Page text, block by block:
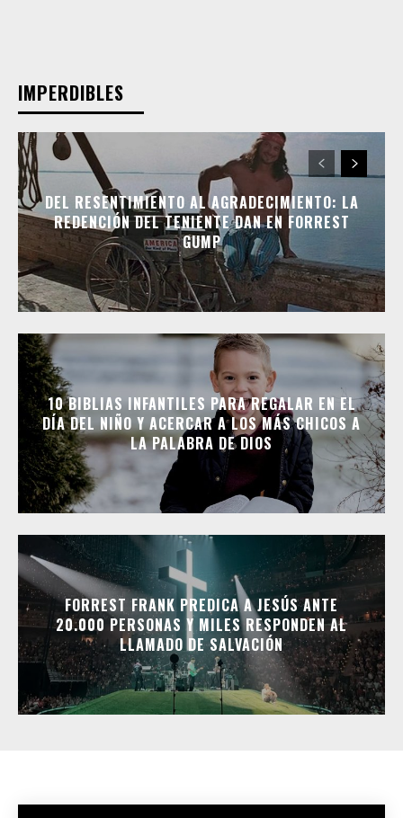
IMPERDIBLES
DEL RESENTIMIENTO AL AGRADECIMIENTO: LA
REDENCIÓN DEL TENIENTE DAN EN FORREST
GUMP
10 BIBLIAS INFANTILES PARA REGALAR EN EL
DÍA DEL NIÑO Y ACERCAR A LOS MÁS CHICOS A
LA PALABRA DE DIOS
FORREST FRANK PREDICA A JESÚS ANTE
20.000 PERSONAS Y MILES RESPONDEN AL
LLAMADO DE SALVACIÓN